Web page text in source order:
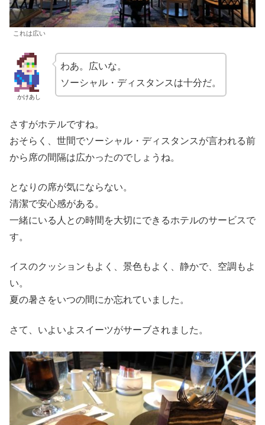
これは広い
かけあし
わあ。広いな。
ソーシャル・ディスタンスは十分だ。
さすがホテルですね。
おそらく、世間でソーシャル・ディスタンスが言われる前
から席の間隔は広かったのでしょうね。
となりの席が気にならない。
清潔で安心感がある。
一緒にいる人との時間を大切にできるホテルのサービスで
す。
イスのクッションもよく、景色もよく、静かで、空調もよ
い。
夏の暑さをいつの間にか忘れていました。
さて、いよいよスイーツがサーブされました。